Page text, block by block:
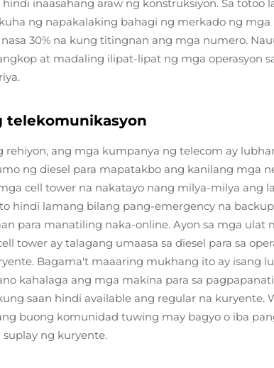
inaasahang araw ng konstruksiyon. Sa totoo
ng napakalaking bahagi ng merkado ng mga
30% na kung titingnan ang mga numero.
at madaling ilipat-lipat ng mga operasyon
telekomunikasyon
rehiyon, ang mga kumpanya ng telecom ay
ng diesel para mapatakbo ang kanilang mga
cell tower na nakatayo nang milya-milya ang
hindi lamang bilang pang-emergency na
para manatiling naka-online. Ayon sa mga ulat
tower ay talagang umaasa sa diesel para sa
Bagama't maaaring mukhang ito ay isang
kahalaga ang mga makina para sa
saan hindi available ang regular na kuryente.
buong komunidad tuwing may bagyo o iba
ng kuryente.